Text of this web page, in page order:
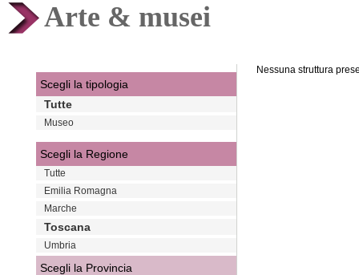
Arte & musei
Nessuna struttura
Scegli la tipologia
Tutte
Museo
Scegli la Regione
Tutte
Emilia Romagna
Marche
Toscana
Umbria
Scegli la Provincia